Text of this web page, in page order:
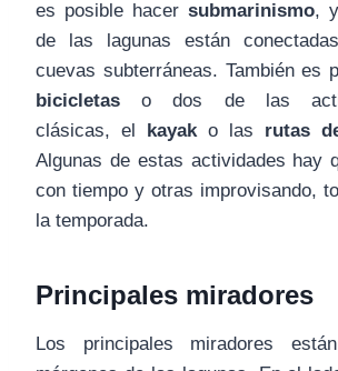
es posible hacer submarinismo,
de las lagunas están
cuevas subterráneas. También es
bicicletas o dos de las
clásicas, el kayako las rutas
Algunas de estas actividades hay
con tiempo y otras improvisando,
la temporada.
Principales miradores
Los principales miradores